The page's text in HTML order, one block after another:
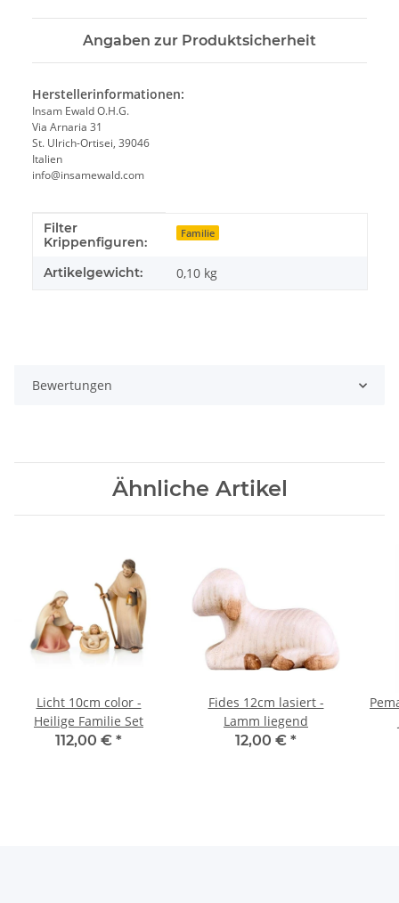
Angaben zur Produktsicherheit
Herstellerinformationen:
Insam Ewald O.H.G.
Via Arnaria 31
St. Ulrich-Ortisei, 39046
Italien
info@insamewald.com
Produkteigenschaft
Wert
Filter
Krippenfiguren:
Familie
Artikelgewicht: 0,10 kg
Bewertungen
Ähnliche Artikel
Licht 10cm color -
Heilige Familie Set
112,00 € *
Fides 12cm lasiert -
Lamm liegend
12,00 € *